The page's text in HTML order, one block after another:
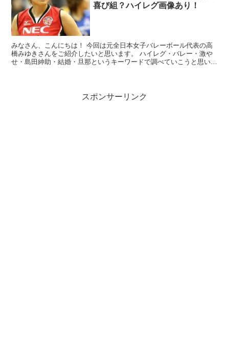
喜び組？ハイレグ画像あり！
みなさん、こんにちは！ 今回は元全日本女子バレーボール代表の高
橋みゆきさんをご紹介したいと思います。 ハイレグ・バレー・激や
せ・島田紳助・結婚・旦那というキーワードで調べていこうと思いま
スポンサーリンク